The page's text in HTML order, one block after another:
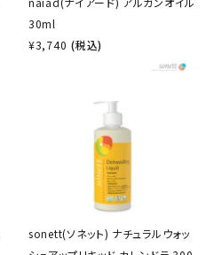
30ml
¥3,740 (税込)
sonett(ソネット) ナチュラルウォッ